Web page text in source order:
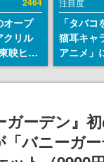
オープ
クリル
映ヒス
レクシ
より発
注目度
「タバ
猫耳キャ
アニメ」
から批判
の使用と
ーデン』
バニーガ